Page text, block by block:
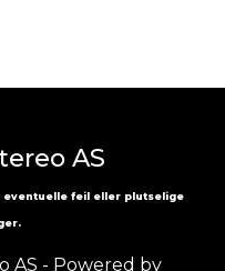
AS
feil eller plutselige
AS - Powered by